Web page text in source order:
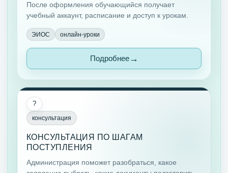
После оформления обучающийся получает
учебный аккаунт, расписание и доступ к урокам.
ЭИОС онлайн-уроки
Подробнее
?
консультация
КОНСУЛЬТАЦИЯ ПО ШАГАМ
ПОСТУПЛЕНИЯ
Администрация поможет разобраться, какое